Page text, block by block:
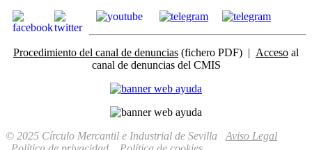
Procedimiento del canal de denuncias (fichero PDF) | Acceso al
canal de denuncias del CMIS
© 2025 Círculo Mercantil e Industrial de Sevilla Aviso Legal